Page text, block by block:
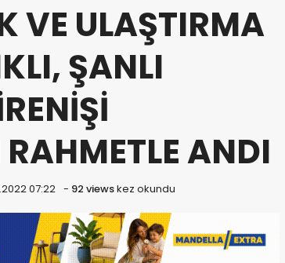
VE ULAŞTIRMA
ŞANLI
RAHMETLE ANDI
07:22 - 92 viewskez okundu